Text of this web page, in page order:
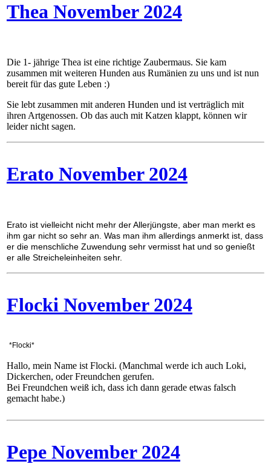
Thea November 2024
Die 1- jährige Thea ist eine richtige Zaubermaus. Sie kam
zusammen mit weiteren Hunden aus Rumänien zu uns und ist nun
bereit für das gute Leben :)
Sie lebt zusammen mit anderen Hunden und ist verträglich mit
ihren Artgenossen. Ob das auch mit Katzen klappt, können wir
leider nicht sagen.
Erato November 2024
Erato ist vielleicht nicht mehr der Allerjüngste, aber man merkt es
ihm gar nicht so sehr an. Was man ihm allerdings anmerkt ist, dass
er die menschliche Zuwendung sehr vermisst hat und so genießt
er alle Streicheleinheiten sehr.
Flocki November 2024
*Flocki*
Hallo, mein Name ist Flocki. (Manchmal werde ich auch Loki,
Dickerchen, oder Freundchen gerufen.
Bei Freundchen weiß ich, dass ich dann gerade etwas falsch
gemacht habe.)
Pepe November 2024